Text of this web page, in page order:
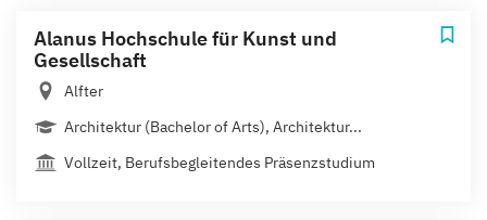
Alanus Hochschule für Kunst und
Gesellschaft
Alfter
Architektur (Bachelor of Arts), Architektur...
Vollzeit, Berufsbegleitendes Präsenzstudium